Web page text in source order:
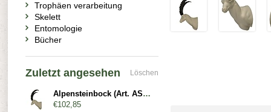
Trophäen verarbeitung
Skelett
Entomologie
Bücher
Zuletzt angesehen Löschen
Alpensteinbock (Art. AST4-x)
€102,85